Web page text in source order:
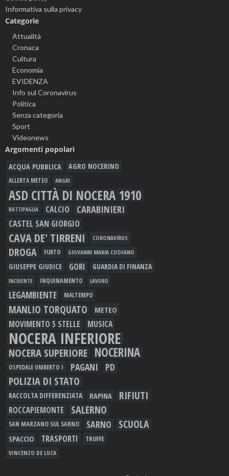
Informativa sulla privacy
Categorie
Attualità
Cronaca
Cultura
Economia
EVIDENZA
Info sul Coronavirus
Politica
Senza categoria
Sport
Videonews
Argomenti popolari
ACQUA PUBBLICA AGRO NOCERINO
ALLERTA METEO ANGRI
ASD CITTÀ DI NOCERA 1910
BATTIPAGLIA CALCIO CARABINIERI
CASTEL SAN GIORGIO
CAVA DE' TIRRENI CORONAVIRUS
DROGA FURTO GIOVANNI MARIA CUOFANO
GIUSEPPE GIUDICE GORI GUARDIA DI FINANZA
INCIDENTE INQUINAMENTO LAVORO
LEGAMBIENTE MALTEMPO
MANLIO TORQUATO METEO
MOVIMENTO 5 STELLE MUSICA
NOCERA INFERIORE
NOCERA SUPERIORE NOCERINA
OSPEDALE UMBERTO I PAGANI PD
POLIZIA DI STATO
RACCOLTA DIFFERENZIATA RAPINA RIFIUTI
ROCCAPIEMONTE SALERNO
SAN MARZANO SUL SARNO SARNO SCUOLA
SPACCIO TRASPORTI TRUFFE
VINCENZO DE LUCA